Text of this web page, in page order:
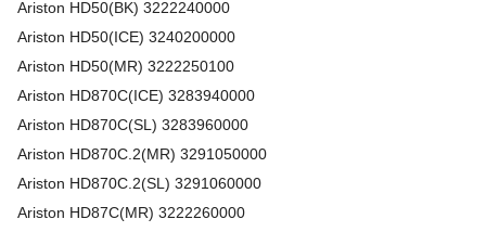
Ariston HD50(BK) 3222240000
Ariston HD50(ICE) 3240200000
Ariston HD50(MR) 3222250100
Ariston HD870C(ICE) 3283940000
Ariston HD870C(SL) 3283960000
Ariston HD870C.2(MR) 3291050000
Ariston HD870C.2(SL) 3291060000
Ariston HD87C(MR) 3222260000